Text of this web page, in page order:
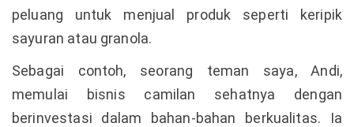
peluang untuk menjual produk seperti keripik
sayuran atau granola.
Sebagai contoh, seorang teman saya, Andi,
memulai bisnis camilan sehatnya dengan
berinvestasi dalam bahan-bahan berkualitas. Ia